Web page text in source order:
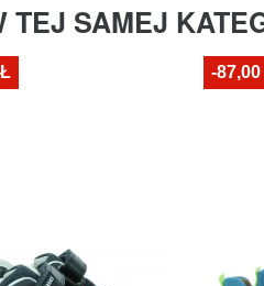
TEJ SAMEJ
-